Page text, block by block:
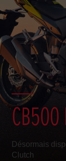
CB500
Désormais
Clutch